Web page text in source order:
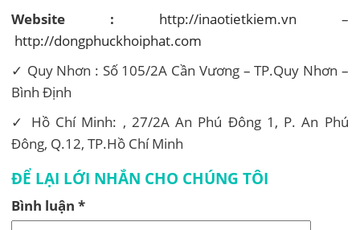
Website :
http://inaotietkiem.vn –
http://dongphuckhoiphat.com
✓ Quy Nhơn : Số 105/2A Cần Vương – TP.Quy Nhơn –
Bình Định
✓ Hồ Chí Minh: , 27/2A An Phú Đông 1, P. An Phú
Đông, Q.12, TP.Hồ Chí Minh
ĐỂ LẠI LỚI NHẮN CHO CHÚNG TÔI
Bình luận*